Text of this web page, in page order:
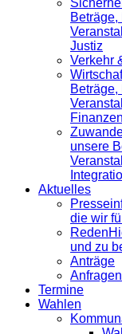
Beträge,
Justiz
Verkehr
Beträge,
Finanzen
unsere
Aktuelles
die wir
Reden
und zu
Anträge
Anfragen
Termine
Wahlen